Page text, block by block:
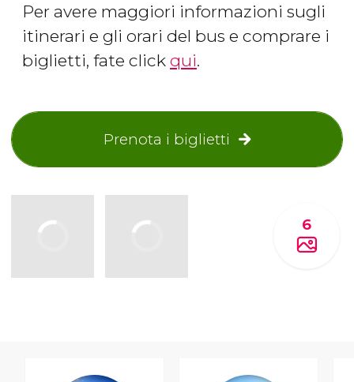
Per avere maggiori informazioni sugli
itinerari e gli orari del bus e comprare i
biglietti, fate click qui.
Prenota i biglietti
6